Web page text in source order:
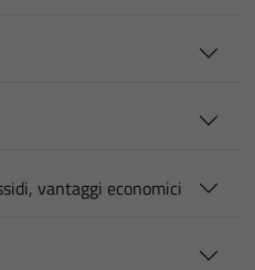
vantaggi economici